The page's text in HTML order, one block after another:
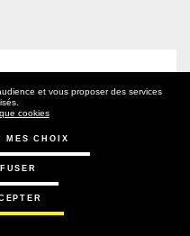
et vous proposer des services
cookies
MES CHOIX